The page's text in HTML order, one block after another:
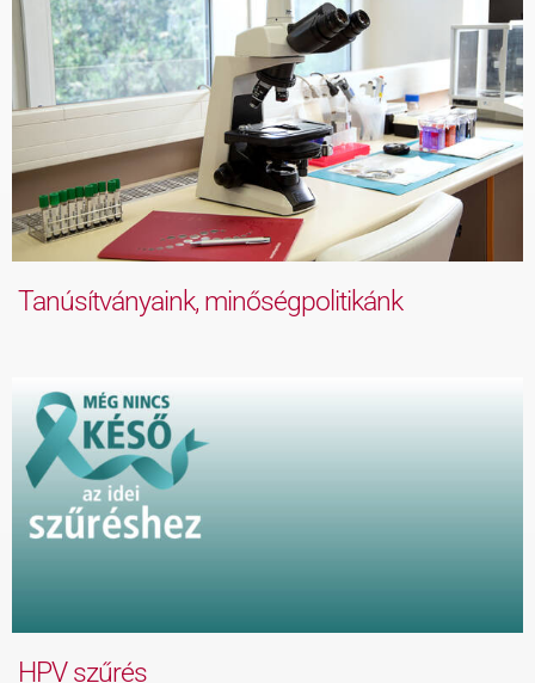
Tanúsítványaink, minőségpolitikánk
HPV szűrés